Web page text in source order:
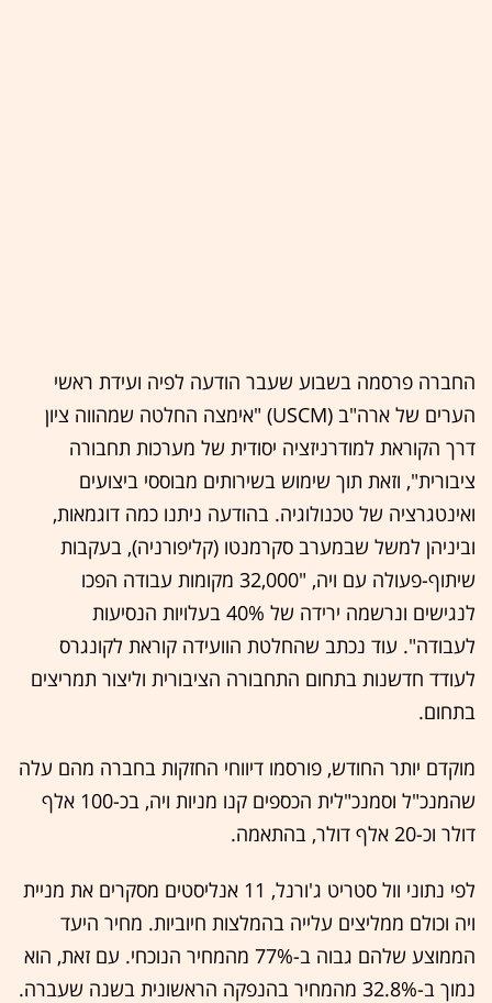
החברה פרסמה בשבוע שעבר הודעה לפיה ועידת ראשי
הערים של ארה"ב (USCM) "אימצה החלטה שמהווה ציון
דרך הקוראת למודרניזציה יסודית של מערכות תחבורה
ציבורית", וזאת תוך שימוש בשירותים מבוססי ביצועים
ואינטגרציה של טכנולוגיה. בהודעה ניתנו כמה דוגמאות,
וביניהן למשל שבמערב סקרמנטו (קליפורניה), בעקבות
שיתוף-פעולה עם ויה, "32,000 מקומות עבודה הפכו
לנגישים ונרשמה ירידה של 40% בעלויות הנסיעות
לעבודה". עוד נכתב שהחלטת הוועידה קוראת לקונגרס
לעודד חדשנות בתחום התחבורה הציבורית וליצור תמריצים
בתחום.
מוקדם יותר החודש, פורסמו דיווחי החזקות בחברה מהם עלה
שהמנכ"ל וסמנכ"לית הכספים קנו מניות ויה, בכ-100 אלף
דולר וכ-20 אלף דולר, בהתאמה.
לפי נתוני וול סטריט ג'ורנל, 11 אנליסטים מסקרים את מניית
ויה וכולם ממליצים עלייה בהמלצות חיוביות. מחיר היעד
הממוצע שלהם גבוה ב-77% מהמחיר הנוכחי. עם זאת, הוא
נמוך ב-32.8% מהמחיר בהנפקה הראשונית בשנה שעברה.